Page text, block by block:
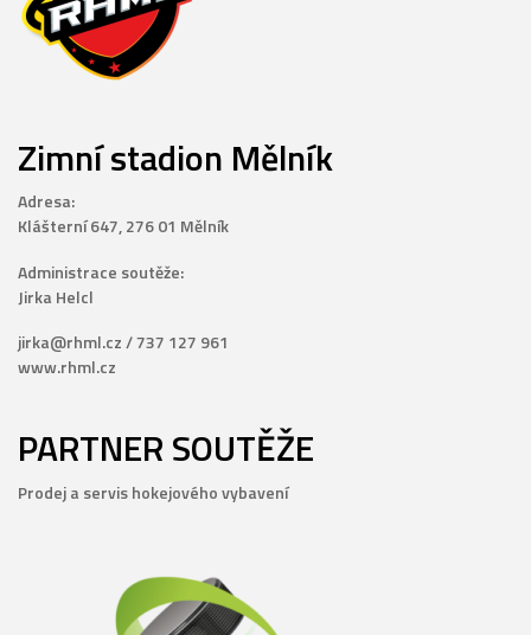
Zimní stadion Mělník
Adresa:
Klášterní 647, 276 01 Mělník
Administrace soutěže:
Jirka Helcl
jirka@rhml.cz / 737 127 961
www.rhml.cz
PARTNER SOUTĚŽE
Prodej a servis hokejového vybavení